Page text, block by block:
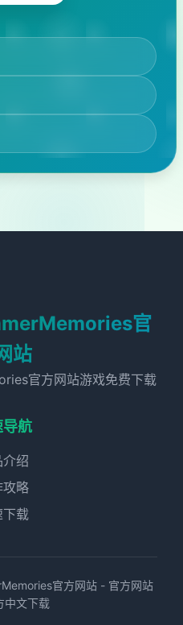
官
站
官方网站游戏免费下载
航
介绍
攻略
下载
官方网站 - 官方网站
中文下载